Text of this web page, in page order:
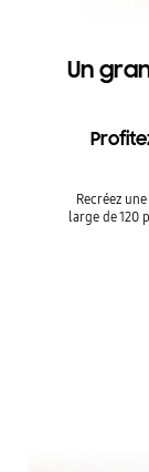
Un
Recréez
large de 120